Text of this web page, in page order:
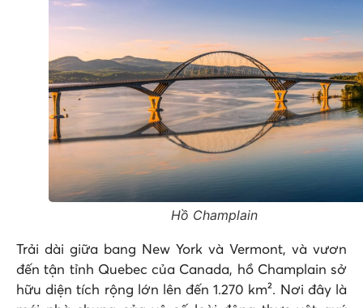
Hồ Champlain
Trải dài giữa bang New York và Vermont, và vươn
đến tận tỉnh Quebec của Canada, hồ Champlain sở
hữu diện tích rộng lớn lên đến 1.270 km². Nơi đây là